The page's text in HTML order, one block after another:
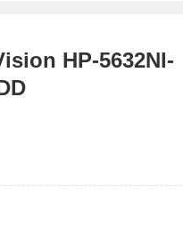
HP-5632NI-
HP-5632NI-PRO4/